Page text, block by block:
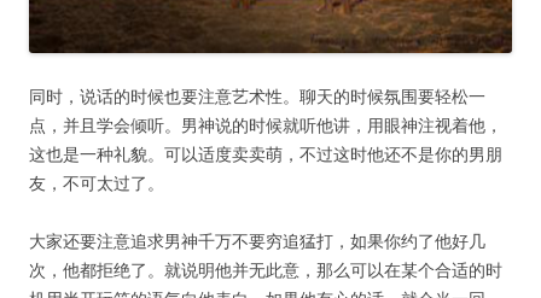
同时，说话的时候也要注意艺术性。聊天的时候氛围要轻松一
点，并且学会倾听。男神说的时候就听他讲，用眼神注视着他，
这也是一种礼貌。可以适度卖卖萌，不过这时他还不是你的男朋
友，不可太过了。
大家还要注意追求男神千万不要穷追猛打，如果你约了他好几
次，他都拒绝了。就说明他并无此意，那么可以在某个合适的时